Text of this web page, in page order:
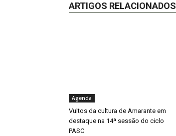
ARTIGOS RELACIONADOS
Agenda
Vultos da cultura de Amarante em
destaque na 14ª sessão do ciclo
PASC